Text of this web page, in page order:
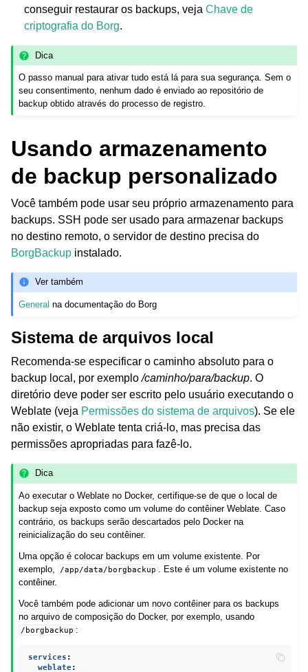
conseguir restaurar os backups, vejaChave de
criptografia do Borg.
Dica
O passo manual para ativar tudo está lá para sua segurança. Sem o
seu consentimento, nenhum dado é enviado ao repositório de
backup obtido através do processo de registro.
Usando armazenamento
de backup personalizado
Você também pode usar seu próprio armazenamento para
backups. SSH pode ser usado para armazenar backups
no destino remoto, o servidor de destino precisa do
BorgBackup instalado.
Ver também
General na documentação do Borg
Sistema de arquivos local
Recomenda-se especificar o caminho absoluto para o
backup local, por exemplo/caminho/para/backup. O
diretório deve poder ser escrito pelo usuário executando o
Weblate (veja Permissões do sistema de arquivos). Se ele
não existir, o Weblate tenta criá-lo, mas precisa das
permissões apropriadas para fazê-lo.
Dica
Ao executar o Weblate no Docker, certifique-se de que o local de
backup seja exposto como um volume do contêiner Weblate. Caso
contrário, os backups serão descartados pelo Docker na
reinicialização do seu contêiner.
Uma opção é colocar backups em um volume existente. Por
exemplo,
/app/data/borgbackup
. Este é um volume existente no
contêiner.
Você também pode adicionar um novo contêiner para os backups
no arquivo de composição do Docker, por exemplo, usando
/borgbackup :
services :
weblate: